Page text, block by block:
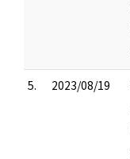
5. 2023/08/19